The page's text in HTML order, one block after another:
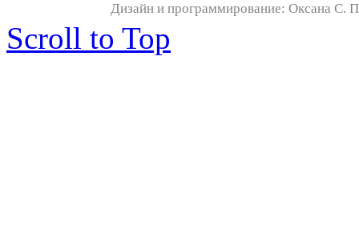
Дизайн и программирование: Оксана С.
Scroll to Top